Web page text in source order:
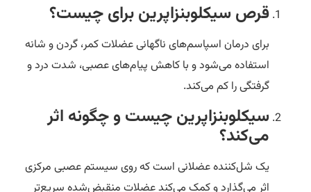
قرص سیکلوبنزاپرین برای چیست؟
برای درمان اسپاسم‌های ناگهانی عضلات کمر، گردن و شانه
استفاده می‌شود و با کاهش پیام‌های عصبی، شدت درد و
گرفتگی را کم می‌کند.
سیکلوبنزاپرین چیست و چگونه اثر
می‌کند؟
یک شل‌کننده عضلانی است که روی سیستم عصبی مرکزی
اثر می‌گذارد و کمک می‌کند عضلات منقبض‌شده سریع‌تر